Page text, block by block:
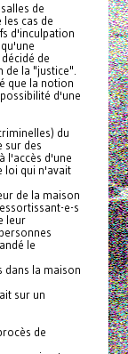
de
cas de
d'inculpation
de
la "justice".
que la notion
d'une
du
sur des
l'accès d'une
loi qui n'avait
de la maison
e-s
leur
le
dans la maison
sur un
de